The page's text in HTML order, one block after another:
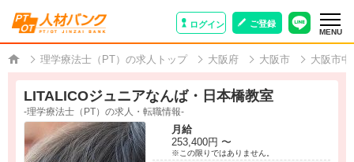
ログイン ご登録
MENU
理学療法士（PT）の求人トップ 大阪府 大阪市 大阪市中
LITALICOジュニアなんば・日本橋教室
-理学療法士（PT）の求人・転職情報-
月給
253,400円 〜
※この限りではありません。